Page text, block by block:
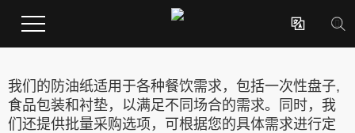

我们的防油纸适用于各种餐饮需求，包括一次性盘子,
食品包装和衬垫，以满足不同场合的需求。同时，我
们还提供批量采购选项，可根据您的具体需求进行定